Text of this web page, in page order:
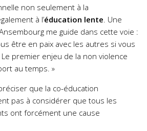
non seulement à la
à l’éducation lente. Une
me guide dans cette voie :
être en paix avec les autres si vous
Le premier enjeu de la non violence
au temps. »
que la co-éducation
pas à considérer que tous les
ont forcément une cause